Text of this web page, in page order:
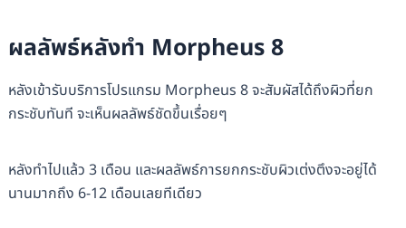
ผลลัพธ์หลังทำ Morpheus 8
หลังเข้ารับบริการโปรแกรม Morpheus 8 จะสัมผัสได้ถึงผิวที่ยก
กระชับทันที จะเห็นผลลัพธ์ชัดขึ้นเรื่อยๆ
หลังทำไปแล้ว 3 เดือน และผลลัพธ์การยกกระชับผิวเต่งตึงจะอยู่ได้
นานมากถึง 6-12 เดือนเลยทีเดียว